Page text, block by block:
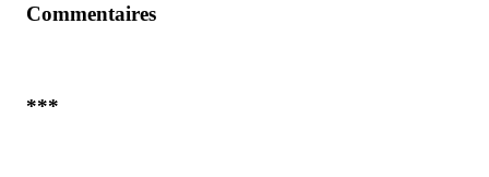
Commentaires
***